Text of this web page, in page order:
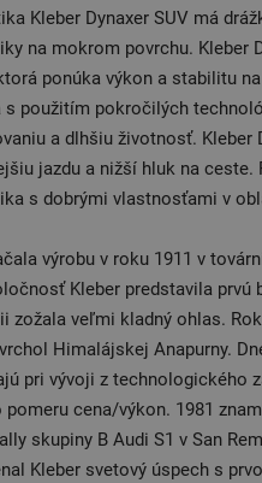
Kleber Dynaxer SUV má
na mokrom povrchu. Kleber
ponúka výkon a stabilitu
s použitím pokročilých
a dlhšiu životnosť. Kleber
jazdu a nižší hluk na ceste.
s dobrými vlastnosťami v
výrobu v roku 1911 v
Kleber predstavila
zožala veľmi kladný ohlas.
Himalájskej Anapurny.
pri vývoji z technologického
pomeru cena/výkon. 1981
skupiny B Audi S1 ​​v San
Kleber svetový úspech s